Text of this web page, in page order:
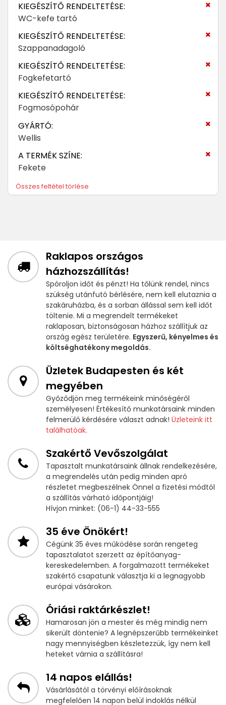
KIEGÉSZÍTŐ RENDELTETÉSE:
WC-kefe tartó
KIEGÉSZÍTŐ RENDELTETÉSE:
Szappanadagoló
KIEGÉSZÍTŐ RENDELTETÉSE:
Fogkefetartó
KIEGÉSZÍTŐ RENDELTETÉSE:
Fogmosópohár
GYÁRTÓ:
Wellis
A TERMÉK SZÍNE:
Fekete
Összes feltétel törlése
Raklapos országos
házhozszállítás!
Spóroljon időt és pénzt! Ha tőlünk rendel, nincs
szükség utánfutó bérlésére, nem kell elutaznia a
szakáruházba, és a sorban állással sem kell időt
töltenie. Mi a megrendelt termékeket
raklaposan, biztonságosan házhoz szállítjuk az
ország egész területére. Egyszerű, kényelmes és
költséghatékony megoldás.
Üzletek Budapesten és két
megyében
Győződjön meg termékeink minőségéről
személyesen! Értékesítő munkatársaink minden
felmerülő kérdésére választ adnak! Üzleteink itt
találhatóak.
Szakértő Vevőszolgálat
Tapasztalt munkatársaink állnak rendelkezésére,
a megrendelés után pedig minden apró
részletet megbeszélnek Önnel a fizetési módtól
a szállítás várható időpontjáig!
Hívjon minket: (06-1) 44-33-555
35 éve Önökért!
Cégünk 35 éves működése során rengeteg
tapasztalatot szerzett az építőanyag-
kereskedelemben. A forgalmazott termékeket
szakértő csapatunk választja ki a legnagyobb
európai vásárokon.
Óriási raktárkészlet!
Hamarosan jön a mester és még mindig nem
sikerült döntenie? A legnépszerűbb termékeinket
nagy mennyiségben készletezzük, így nem kell
heteket várnia a szállításra!
14 napos elállás!
Vásárlásától a törvényi előírásoknak
megfelelően 14 napon belül indoklás nélkül